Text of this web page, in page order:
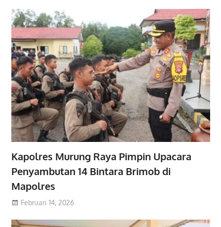
Kapolres Murung Raya Pimpin Upacara
Penyambutan 14 Bintara Brimob di
Mapolres
Februari 14, 2026